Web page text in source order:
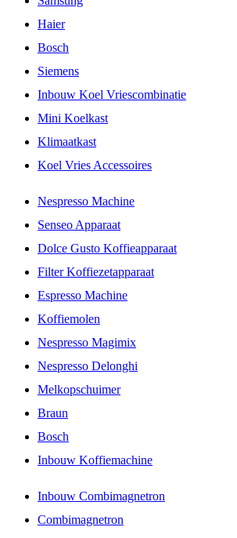
Haier
Bosch
Siemens
Inbouw Koel Vriescombinatie
Mini Koelkast
Klimaatkast
Koel Vries Accessoires
Nespresso Machine
Senseo Apparaat
Dolce Gusto Koffieapparaat
Filter Koffiezetapparaat
Espresso Machine
Koffiemolen
Nespresso Magimix
Nespresso Delonghi
Melkopschuimer
Braun
Bosch
Inbouw Koffiemachine
Inbouw Combimagnetron
Combimagnetron